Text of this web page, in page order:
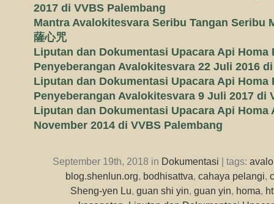
2017 di VVBS Palembang
Mantra Avalokitesvara Seribu Tangan Seribu
薩心咒
Liputan dan Dokumentasi Upacara Api Homa
Penyeberangan Avalokitesvara 22 Juli 2016
Liputan dan Dokumentasi Upacara Api Homa
Penyeberangan Avalokitesvara 9 Juli 2017 di
Liputan dan Dokumentasi Upacara Api Homa
November 2014 di VVBS Palembang
September 19th, 2018 in Dokumentasi | tags:
blog.shenlun.org, bodhisattva, cahaya pelangi,
Sheng-yen Lu, guan shi yin, guan yin, homa,